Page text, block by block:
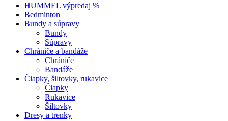
HUMMEL výpredaj %
Bedminton
Bundy a súpravy
Bundy
Súpravy
Chrániče a bandáže
Chrániče
Bandáže
Čiapky, šiltovky, rukavice
Čiapky
Rukavice
Šiltovky
Dresy a trenky